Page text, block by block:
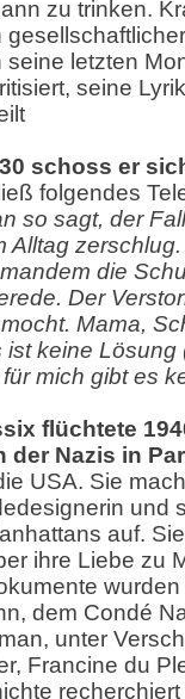
zu trinken.
seine letzten
seine
schoss er
folgendes
so sagt, der
Alltag
die
Der
Mama,
ist keine
mich gibt es
flüchtete
der Nazis in
USA. Sie
und
auf.
ihre Liebe zu
dem Condé
unter
Francine du